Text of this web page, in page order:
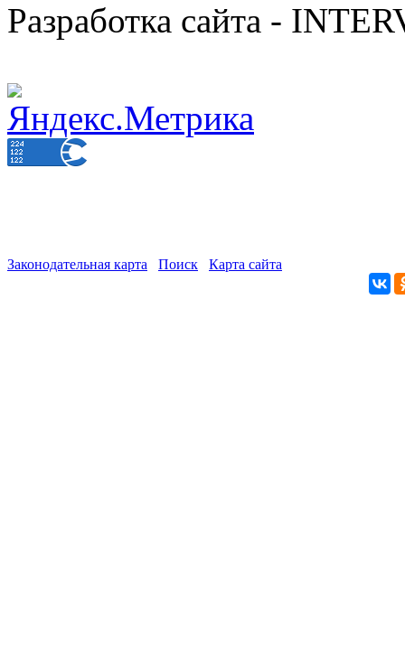
Разработка сайта -
Законодательная карта Поиск Карта сайта